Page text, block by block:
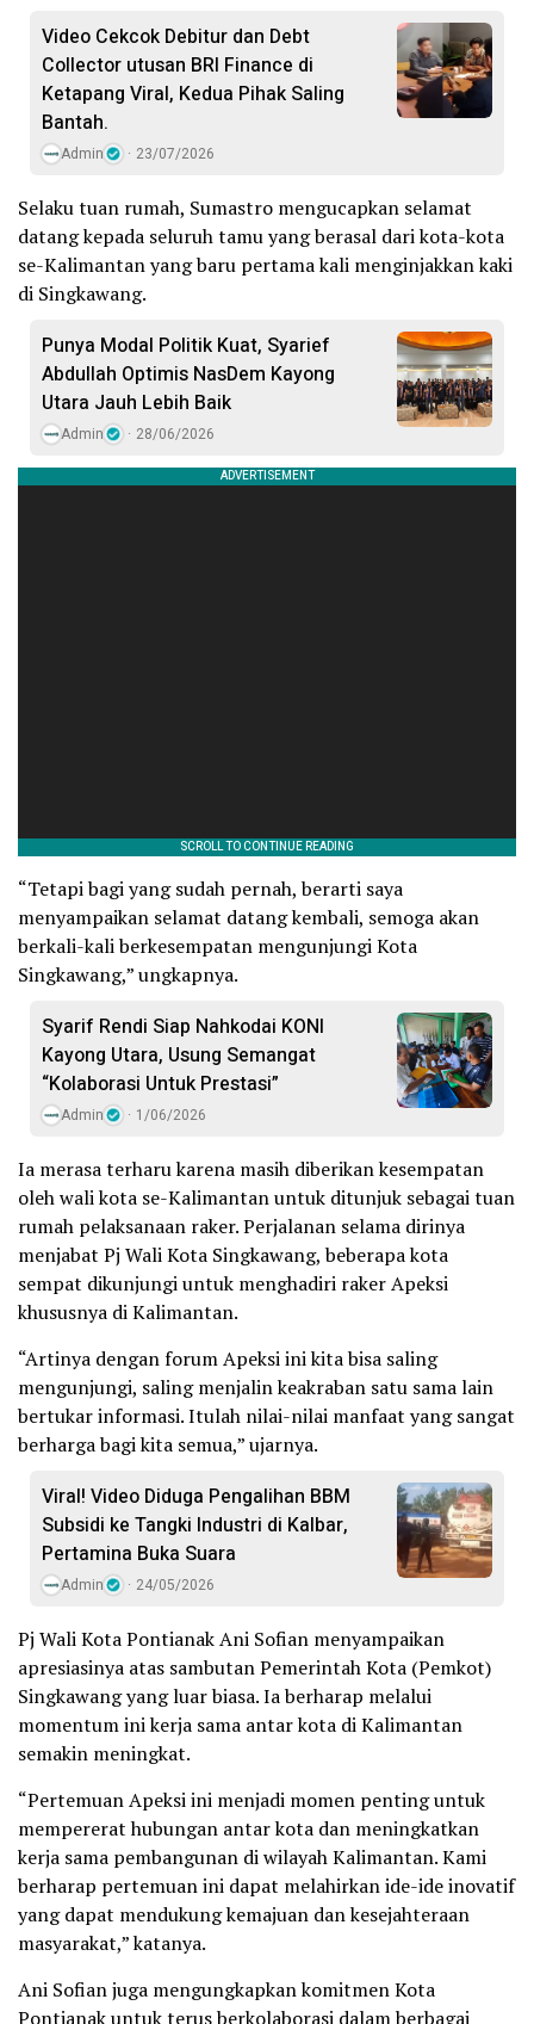
Video Cekcok Debitur dan Debt
Collector utusan BRI Finance di
Ketapang Viral, Kedua Pihak Saling
Bantah.
Admin 23/07/2026
Selaku tuan rumah, Sumastro mengucapkan selamat
datang kepada seluruh tamu yang berasal dari kota-kota
se-Kalimantan yang baru pertama kali menginjakkan kaki
di Singkawang.
Punya Modal Politik Kuat, Syarief
Abdullah Optimis NasDem Kayong
Utara Jauh Lebih Baik
Admin 28/06/2026
“Tetapi bagi yang sudah pernah, berarti saya
menyampaikan selamat datang kembali, semoga akan
berkali-kali berkesempatan mengunjungi Kota
Singkawang,” ungkapnya.
Syarif Rendi Siap Nahkodai KONI
Kayong Utara, Usung Semangat
“Kolaborasi Untuk Prestasi”
Admin 1/06/2026
Ia merasa terharu karena masih diberikan kesempatan
oleh wali kota se-Kalimantan untuk ditunjuk sebagai tuan
rumah pelaksanaan raker. Perjalanan selama dirinya
menjabat Pj Wali Kota Singkawang, beberapa kota
sempat dikunjungi untuk menghadiri raker Apeksi
khususnya di Kalimantan.
“Artinya dengan forum Apeksi ini kita bisa saling
mengunjungi, saling menjalin keakraban satu sama lain
bertukar informasi. Itulah nilai-nilai manfaat yang sangat
berharga bagi kita semua,” ujarnya.
Viral! Video Diduga Pengalihan BBM
Subsidi ke Tangki Industri di Kalbar,
Pertamina Buka Suara
Admin 24/05/2026
Pj Wali Kota Pontianak Ani Sofian menyampaikan
apresiasinya atas sambutan Pemerintah Kota (Pemkot)
Singkawang yang luar biasa. Ia berharap melalui
momentum ini kerja sama antar kota di Kalimantan
semakin meningkat.
“Pertemuan Apeksi ini menjadi momen penting untuk
mempererat hubungan antar kota dan meningkatkan
kerja sama pembangunan di wilayah Kalimantan. Kami
berharap pertemuan ini dapat melahirkan ide-ide inovatif
yang dapat mendukung kemajuan dan kesejahteraan
masyarakat,” katanya.
Ani Sofian juga mengungkapkan komitmen Kota
Pontianak untuk terus berkolaborasi dalam berbagai